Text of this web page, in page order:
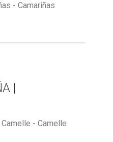
- Camariñas
|
- Camelle